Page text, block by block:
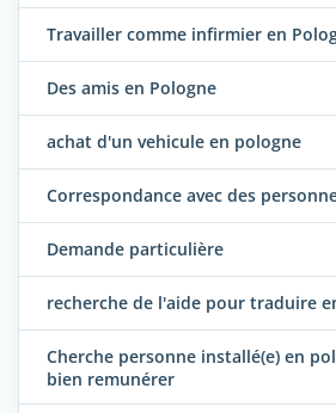
Travailler comme infirmier en
Des amis en Pologne
achat d'un vehicule en pologne
Correspondance avec des
Demande particulière
recherche de l'aide pour traduire
Cherche personne installé(e) en
bien remunérer